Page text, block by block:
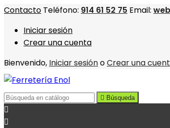
Contacto Teléfono: 914 61 52 75 Email:
Iniciar sesión
Crear una cuenta
Bienvenido, Iniciar sesiónoCrear una
 Búsqueda

